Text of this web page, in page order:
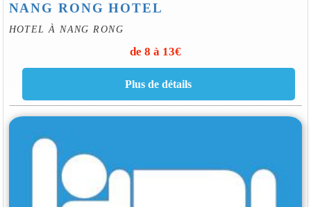
NANG RONG HOTEL
HOTEL À NANG RONG
de 8 à 13€